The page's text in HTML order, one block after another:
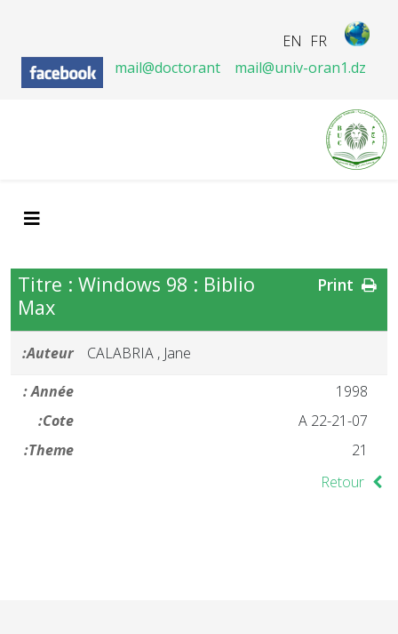
FR
EN
mail@doctorant
mail@univ-oran1.dz
Titre : Windows 98 : Biblio
Max
Auteur:
CALABRIA , Jane
Année :
1998
Cote:
21-07-A 22
Theme:
21
Retour